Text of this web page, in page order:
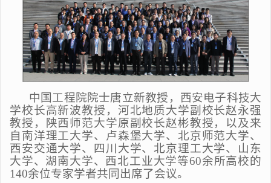
中国工程院院士唐立新教授，西安电子科技大
学校长高新波教授，河北地质大学副校长赵永强
教授，陕西师范大学原副校长赵彬教授，以及来
自南洋理工大学、卢森堡大学、北京师范大学、
西安交通大学、四川大学、北京理工大学、山东
大学、湖南大学、西北工业大学等60余所高校的
140余位专家学者共同出席了会议。